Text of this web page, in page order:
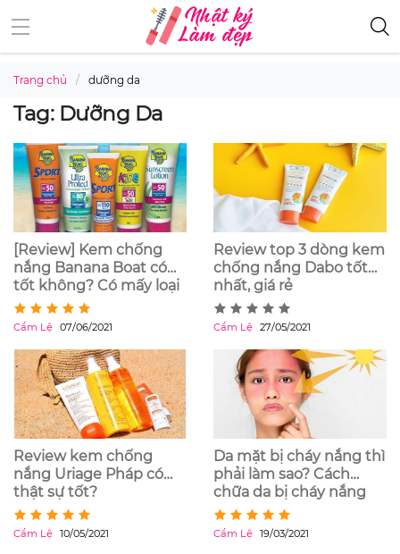
Trang chủ dưỡng da
Tag: Dưỡng Da
[Review] Kem chống
nắng Banana Boat có
tốt không? Có mấy loại
kem chống nắng?
Cẩm Lệ 07/06/2021
Review top 3 dòng kem
chống nắng Dabo tốt
nhất, giá rẻ
Cẩm Lệ 27/05/2021
Review kem chống
nắng Uriage Pháp có
thật sự tốt?
Cẩm Lệ 10/05/2021
Da mặt bị cháy nắng thì
phải làm sao? Cách
chữa da bị cháy nắng
hiệu quả
Cẩm Lệ 19/03/2021